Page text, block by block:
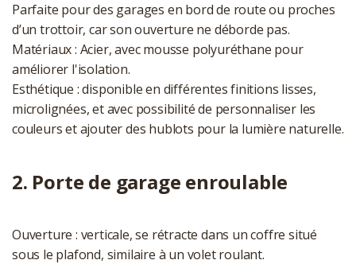
Parfaite pour des garages en bord de route ou proches
d’un trottoir, car son ouverture ne déborde pas.
Matériaux : Acier, avec mousse polyuréthane pour
améliorer l'isolation.
Esthétique : disponible en différentes finitions lisses,
microlignées, et avec possibilité de personnaliser les
couleurs et ajouter des hublots pour la lumière naturelle.
2. Porte de garage enroulable
Ouverture : verticale, se rétracte dans un coffre situé
sous le plafond, similaire à un volet roulant.